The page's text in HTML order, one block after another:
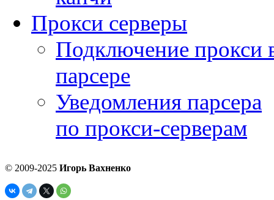
Прокси серверы
Подключение прокси
парсере
Уведомления парсера
по прокси-серверам
© 2009-2025 Игорь Вахненко